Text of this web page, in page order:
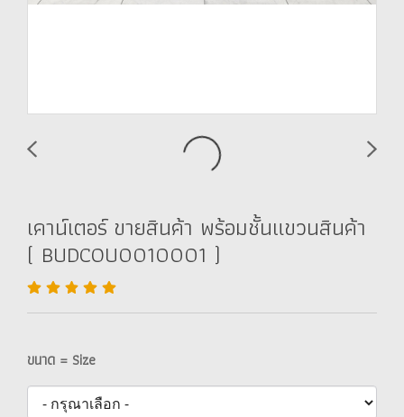
เคาน์เตอร์ ขายสินค้า พร้อมชั้นแขวนสินค้า
( BUDCOU0010001 )
ขนาด = Size